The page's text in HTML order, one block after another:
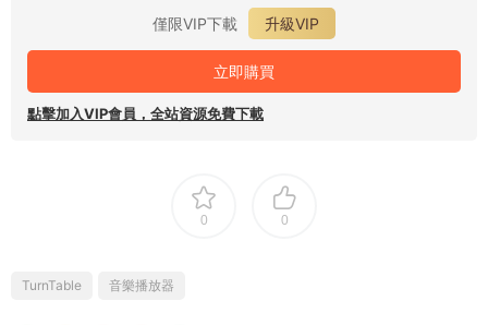
僅限VIP下載
升級VIP
立即購買
點擊加入VIP會員，全站資源免費下載
0 0
TurnTable 音樂播放器